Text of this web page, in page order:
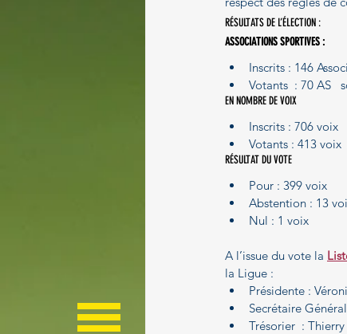
Paragolf
RÉSULTATS DE L’ÉLECTION :
ASSOCIATIONS SPORTIVES :
Inscrits : 146
Votants  : 70 AS
EN NOMBRE DE VOIX
Inscrits : 706 voix
Votants : 413 voix
RÉSULTAT DU VOTE
Pour : 399 voix
Abstention : 13
Nul : 1 voix
A l’issue du vote la
la Ligue :
Présidente :
Secrétaire
Trésorier  :